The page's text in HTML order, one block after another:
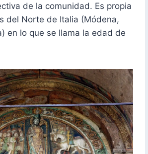
de la comunidad. Es propia
del Norte de Italia (Módena,
en lo que se llama la edad de